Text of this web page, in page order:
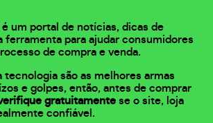
um portal de notícias, dicas de
ferramenta para ajudar consumidores
de compra e venda.
tecnologia são as melhores armas
e golpes, então, antes de comprar
gratuitamente se o site, loja
confiável.